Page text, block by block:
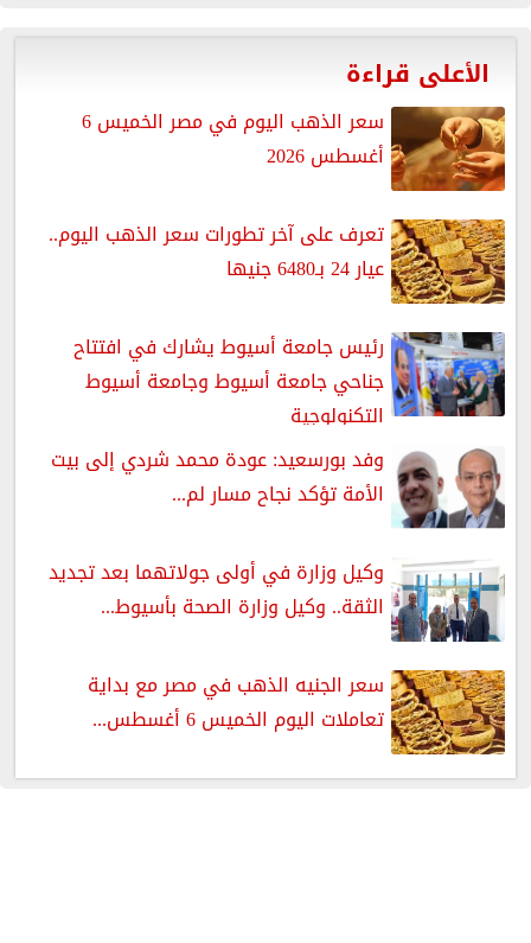
الأعلى قراءة
سعر الذهب اليوم في مصر الخميس 6
أغسطس 2026
تعرف على آخر تطورات سعر الذهب اليوم..
عيار 24 بـ6480 جنيها
رئيس جامعة أسيوط يشارك في افتتاح
جناحي جامعة أسيوط وجامعة أسيوط
التكنولوجية
وفد بورسعيد: عودة محمد شردي إلى بيت
الأمة تؤكد نجاح مسار لم...
وكيل وزارة في أولى جولاتهما بعد تجديد
الثقة.. وكيل وزارة الصحة بأسيوط...
سعر الجنيه الذهب في مصر مع بداية
تعاملات اليوم الخميس 6 أغسطس...